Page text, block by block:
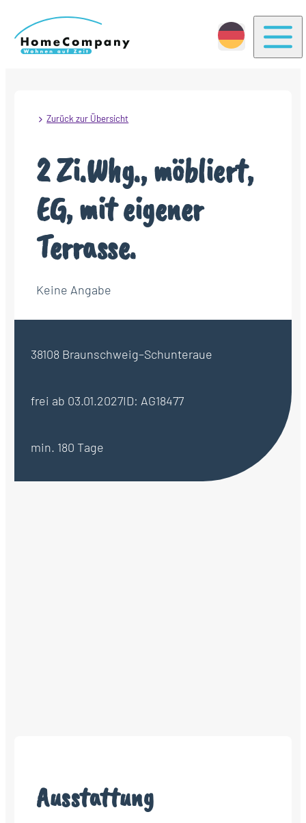
Zurück zur Übersicht
2 Zi.Whg., möbliert,
EG, mit eigener
Terrasse.
Keine Angabe
38108 Braunschweig–Schunteraue
frei ab 03.01.2027ID: AG18477
min. 180 Tage
Ausstattung